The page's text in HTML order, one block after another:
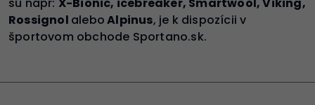
Rossignol aleboAlpinus, je k dispozícii v
športovom obchode Sportano.sk.